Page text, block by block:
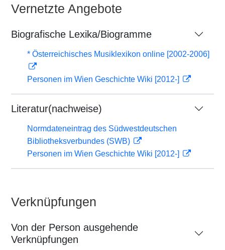
Vernetzte Angebote
Biografische Lexika/Biogramme
* Österreichisches Musiklexikon online [2002-2006]
Personen im Wien Geschichte Wiki [2012-]
Literatur(nachweise)
Normdateneintrag des Südwestdeutschen
Bibliotheksverbundes (SWB)
Personen im Wien Geschichte Wiki [2012-]
Verknüpfungen
Von der Person ausgehende
Verknüpfungen